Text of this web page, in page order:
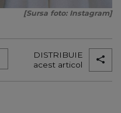
[Sursa foto: Instagram]
DISTRIBUIE
acest articol